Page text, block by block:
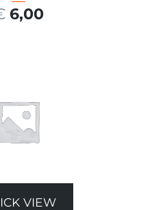
6,00
VIEW